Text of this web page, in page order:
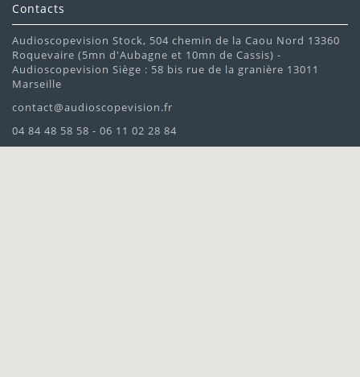
Contacts
Audioscopevision Stock, 504 chemin de la Caou Nord 13360
Roquevaire (5mn d'Aubagne et 10mn de Cassis) -
Audioscopevision Siège : 58 bis rue de la granière 13011
Marseille
contact@audioscopevision.fr
04 84 48 58 58 - 06 11 02 28 84